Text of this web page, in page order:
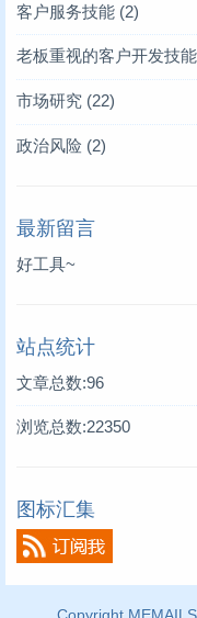
客户服务技能 (2)
老板重视的客户开发技能
市场研究 (22)
政治风险 (2)
最新留言
好工具~
站点统计
文章总数:96
浏览总数:22350
图标汇集
Copyright